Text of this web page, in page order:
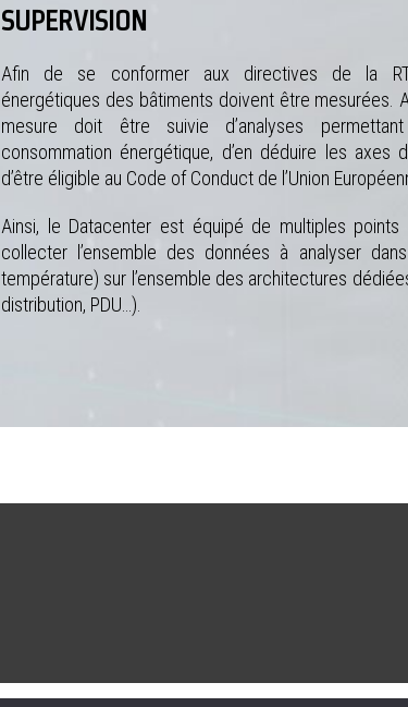
SUPERVISION
Afin de se conformer aux directives de la
énergétiques des bâtiments doivent être mesurées.
mesure doit être suivie d’analyses
consommation énergétique, d’en déduire les axes
d’être éligible au Code of Conduct de l’Union
Ainsi, le Datacenter est équipé de multiples
collecter l’ensemble des données à analyser
température) sur l’ensemble des architectures
distribution, PDU…).